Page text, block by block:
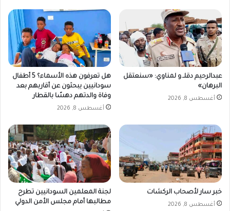
عبدالرحيم دقلـ.و لمناوي: «سنعتقل
البرهان»
أغسطس 8, 2026
هل تعرفون هذه الأسماء؟ 5 أطفال
سودانيين يبحثون عن أقاربهم بعد
وفاة والدتهم دهسًا بالقطار
أغسطس 8, 2026
خبر سار لأصحاب الركشات
أغسطس 8, 2026
لجنة المعلمين السودانيين تطرح
مطالبها أمام مجلس الأمن الدولي